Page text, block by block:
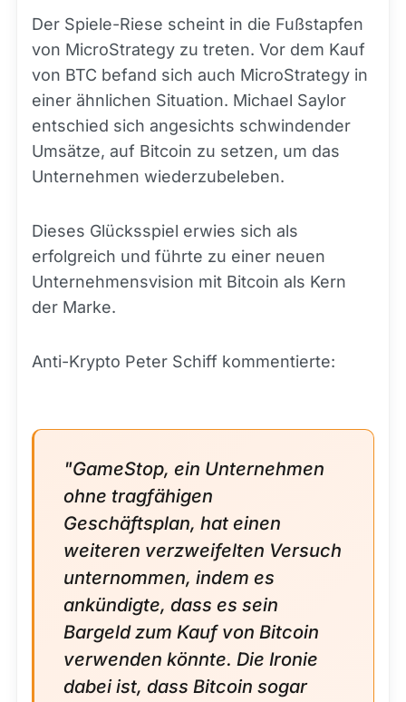
Der Spiele-Riese scheint in die Fußstapfen
von MicroStrategy zu treten. Vor dem Kauf
von BTC befand sich auch MicroStrategy in
einer ähnlichen Situation. Michael Saylor
entschied sich angesichts schwindender
Umsätze, auf Bitcoin zu setzen, um das
Unternehmen wiederzubeleben.
Dieses Glücksspiel erwies sich als
erfolgreich und führte zu einer neuen
Unternehmensvision mit Bitcoin als Kern
der Marke.
Anti-Krypto Peter Schiff kommentierte:
"GameStop, ein Unternehmen
ohne tragfähigen
Geschäftsplan, hat einen
weiteren verzweifelten Versuch
unternommen, indem es
ankündigte, dass es sein
Bargeld zum Kauf von Bitcoin
verwenden könnte. Die Ironie
dabei ist, dass Bitcoin sogar